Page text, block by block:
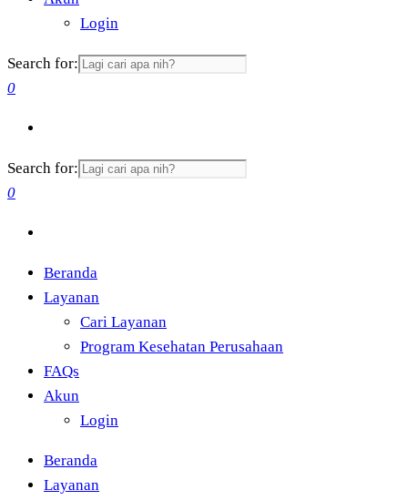
Login
Search for:
0
Search for:
0
Beranda
Layanan
Cari Layanan
Program Kesehatan Perusahaan
FAQs
Akun
Login
Beranda
Layanan